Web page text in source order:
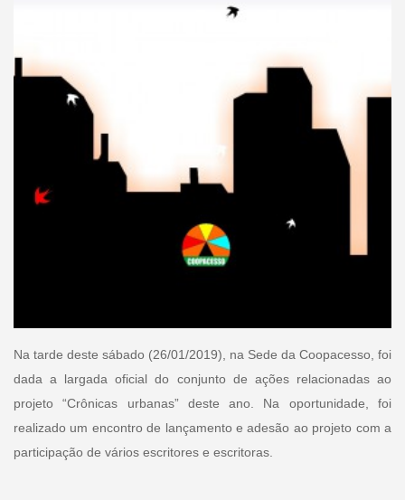
Na tarde deste sábado (26/01/2019), na Sede da Coopacesso, foi
dada a largada oficial do conjunto de ações relacionadas ao
projeto “Crônicas urbanas” deste ano. Na oportunidade, foi
realizado um encontro de lançamento e adesão ao projeto com a
participação de vários escritores e escritoras.